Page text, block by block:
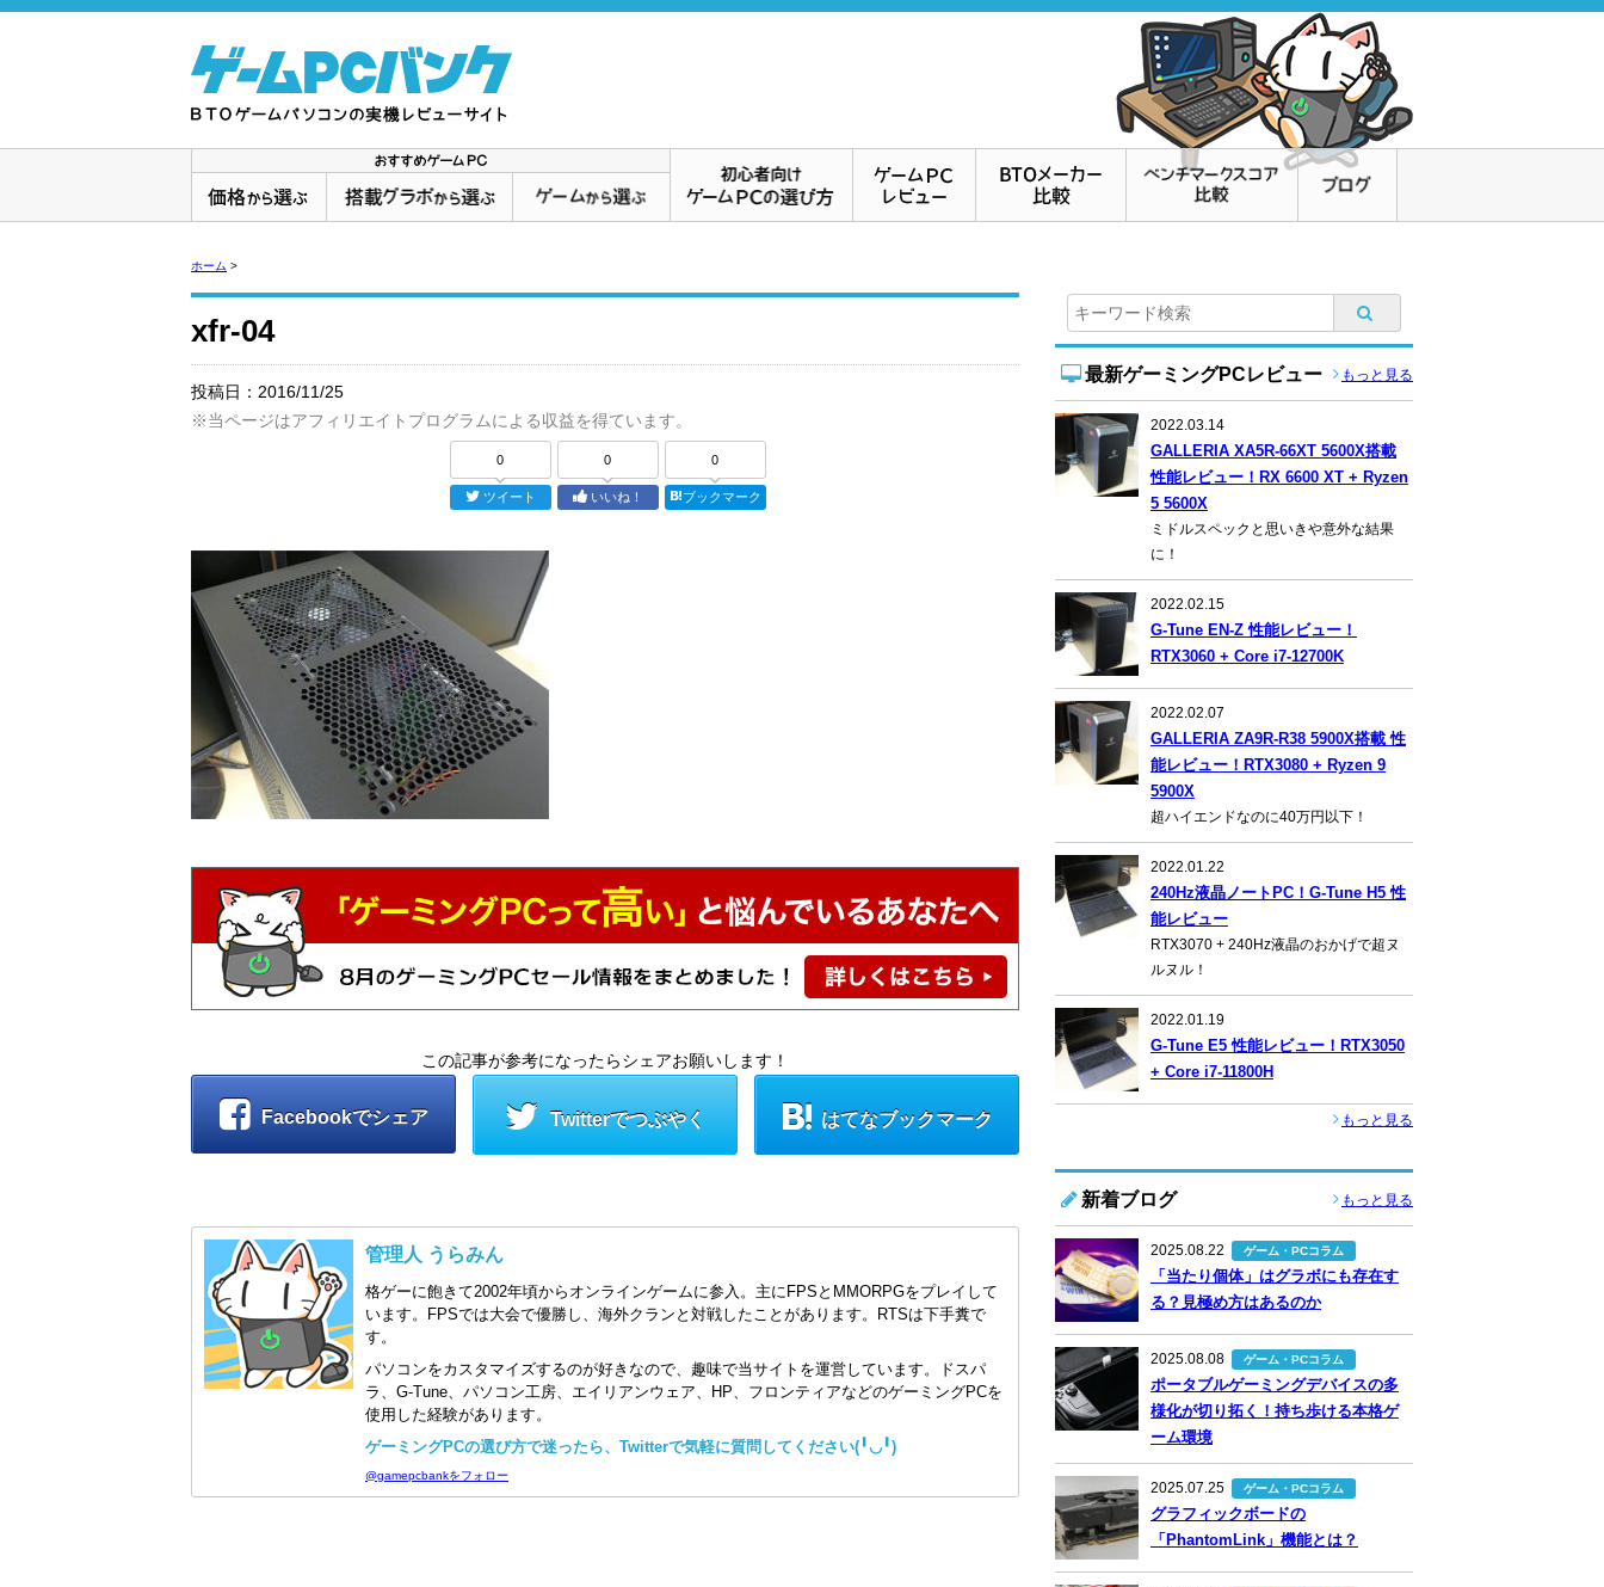
ホーム >
xfr-04
投稿日： 2016/11/25
※当ページはアフィリエイトプログラムによる収益を得ています。
0
ツイート
0
いいね！
0
ブックマーク
この記事が参考になったらシェアお願いします！
Facebookでシェア Twitterでつぶやく はてなブックマーク
管理人 うらみん
格ゲーに飽きて2002年頃からオンラインゲームに参入。主にFPSとMMORPGをプレイして
います。FPSでは大会で優勝し、海外クランと対戦したことがあります。RTSは下手糞で
す。
パソコンをカスタマイズするのが好きなので、趣味で当サイトを運営しています。ドスパ
ラ、G-Tune、パソコン工房、エイリアンウェア、HP、フロンティアなどのゲーミングPCを
使用した経験があります。
ゲーミングPCの選び方で迷ったら、Twitterで気軽に質問してください(╹◡╹)
@gamepcbankをフォロー
最新ゲーミングPCレビュー もっと見る
2022.03.14
GALLERIA XA5R-66XT 5600X搭載
性能レビュー！RX 6600 XT + Ryzen
5 5600X
ミドルスペックと思いきや意外な結果
に！
2022.02.15
G-Tune EN-Z 性能レビュー！
RTX3060 + Core i7-12700K
2022.02.07
GALLERIA ZA9R-R38 5900X搭載 性
能レビュー！RTX3080 + Ryzen 9
5900X
超ハイエンドなのに40万円以下！
2022.01.22
240Hz液晶ノートPC！G-Tune H5 性
能レビュー
RTX3070 + 240Hz液晶のおかげで超ヌ
ルヌル！
2022.01.19
G-Tune E5 性能レビュー！RTX3050
+ Core i7-11800H
もっと見る
新着ブログ もっと見る
2025.08.22 ゲーム・PCコラム
「当たり個体」はグラボにも存在す
る？見極め方はあるのか
2025.08.08 ゲーム・PCコラム
ポータブルゲーミングデバイスの多
様化が切り拓く！持ち歩ける本格ゲ
ーム環境
2025.07.25 ゲーム・PCコラム
グラフィックボードの
「PhantomLink」機能とは？